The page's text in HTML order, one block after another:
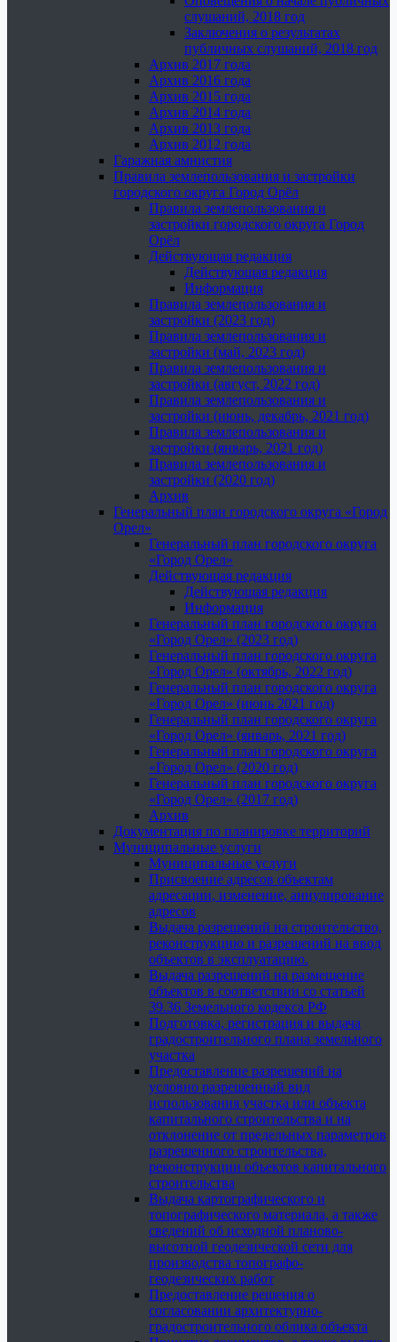
слушаний, 2018 год
Заключения о результатах
публичных слушаний, 2018 год
Архив 2017 года
Архив 2016 года
Архив 2015 года
Архив 2014 года
Архив 2013 года
Архив 2012 года
Гаражная амнистия
Правила землепользования и застройки
городского округа Город Орёл
Правила землепользования и
застройки городского округа Город
Орёл
Действующая редакция
Действующая редакция
Информация
Правила землепользования и
застройки (2023 год)
Правила землепользования и
застройки (май, 2023 год)
Правила землепользования и
застройки (август, 2022 год)
Правила землепользования и
застройки (июнь, декабрь, 2021 год)
Правила землепользования и
застройки (январь, 2021 год)
Правила землепользования и
застройки (2020 год)
Архив
Генеральный план городского округа «Город
Орел»
Генеральный план городского округа
«Город Орел»
Действующая редакция
Действующая редакция
Информация
Генеральный план городского округа
«Город Орел» (2023 год)
Генеральный план городского округа
«Город Орел» (октябрь, 2022 год)
Генеральный план городского округа
«Город Орел» (июнь 2021 год)
Генеральный план городского округа
«Город Орел» (январь, 2021 год)
Генеральный план городского округа
«Город Орел» (2020 год)
Генеральный план городского округа
«Город Орел» (2017 год)
Архив
Документация по планировке территорий
Муниципальные услуги
Муниципальные услуги
Присвоение адресов объектам
адресации, изменение, аннулирование
адресов
Выдача разрешений на строительство,
реконструкцию и разрешений на ввод
объектов в эксплуатацию.
Выдача разрешений на размещение
объектов в соответствии со статьей
39.36 Земельного кодекса РФ
Подготовка, регистрация и выдача
градостроительного плана земельного
участка
Предоставление разрешений на
условно разрешенный вид
использования участка или объекта
капитального строительства и на
отклонение от предельных параметров
разрешенного строительства,
реконструкции объектов капитального
строительства
Выдача картографического и
топографического материала, а также
сведений об исходной планово-
высотной геодезической сети для
производства топографо-
геодезических работ
Предоставление решения о
согласовании архитектурно-
градостроительного облика объекта